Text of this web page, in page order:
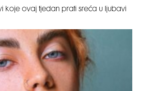
koje ovaj tjedan prati sreća u ljubavi